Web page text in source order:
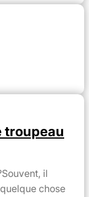
troupeau
il
chose